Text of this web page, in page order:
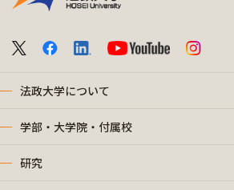
法政大学について
学部・大学院・付属校
研究